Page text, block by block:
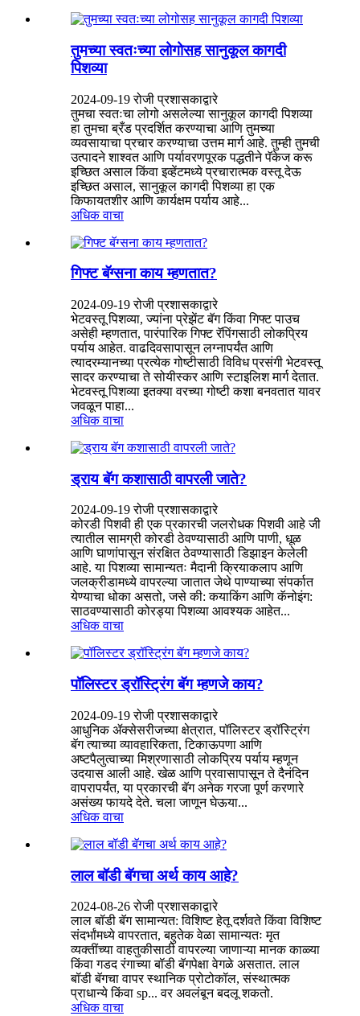
तुमच्या स्वतःच्या लोगोसह सानुकूल कागदी
पिशव्या
2024-09-19 रोजी प्रशासकाद्वारे
तुमचा स्वतःचा लोगो असलेल्या सानुकूल कागदी पिशव्या
हा तुमचा ब्रँड प्रदर्शित करण्याचा आणि तुमच्या
व्यवसायाचा प्रचार करण्याचा उत्तम मार्ग आहे. तुम्ही तुमची
उत्पादने शाश्वत आणि पर्यावरणपूरक पद्धतीने पॅकेज करू
इच्छित असाल किंवा इव्हेंटमध्ये प्रचारात्मक वस्तू देऊ
इच्छित असाल, सानुकूल कागदी पिशव्या हा एक
किफायतशीर आणि कार्यक्षम पर्याय आहे...
अधिक वाचा
गिफ्ट बॅग्सना काय म्हणतात?
2024-09-19 रोजी प्रशासकाद्वारे
भेटवस्तू पिशव्या, ज्यांना प्रेझेंट बॅग किंवा गिफ्ट पाउच
असेही म्हणतात, पारंपारिक गिफ्ट रॅपिंगसाठी लोकप्रिय
पर्याय आहेत. वाढदिवसापासून लग्नापर्यंत आणि
त्यादरम्यानच्या प्रत्येक गोष्टीसाठी विविध प्रसंगी भेटवस्तू
सादर करण्याचा ते सोयीस्कर आणि स्टाइलिश मार्ग देतात.
भेटवस्तू पिशव्या इतक्या वरच्या गोष्टी कशा बनवतात यावर
जवळून पाहा...
अधिक वाचा
ड्राय बॅग कशासाठी वापरली जाते?
2024-09-19 रोजी प्रशासकाद्वारे
कोरडी पिशवी ही एक प्रकारची जलरोधक पिशवी आहे जी
त्यातील सामग्री कोरडी ठेवण्यासाठी आणि पाणी, धूळ
आणि घाणांपासून संरक्षित ठेवण्यासाठी डिझाइन केलेली
आहे. या पिशव्या सामान्यतः मैदानी क्रियाकलाप आणि
जलक्रीडामध्ये वापरल्या जातात जेथे पाण्याच्या संपर्कात
येण्याचा धोका असतो, जसे की: कयाकिंग आणि कॅनोइंग:
साठवण्यासाठी कोरड्या पिशव्या आवश्यक आहेत...
अधिक वाचा
पॉलिस्टर ड्रॉस्ट्रिंग बॅग म्हणजे काय?
2024-09-19 रोजी प्रशासकाद्वारे
आधुनिक ॲक्सेसरीजच्या क्षेत्रात, पॉलिस्टर ड्रॉस्ट्रिंग
बॅग त्याच्या व्यावहारिकता, टिकाऊपणा आणि
अष्टपैलुत्वाच्या मिश्रणासाठी लोकप्रिय पर्याय म्हणून
उदयास आली आहे. खेळ आणि प्रवासापासून ते दैनंदिन
वापरापर्यंत, या प्रकारची बॅग अनेक गरजा पूर्ण करणारे
असंख्य फायदे देते. चला जाणून घेऊया...
अधिक वाचा
लाल बॉडी बॅगचा अर्थ काय आहे?
2024-08-26 रोजी प्रशासकाद्वारे
लाल बॉडी बॅग सामान्यत: विशिष्ट हेतू दर्शवते किंवा विशिष्ट
संदर्भांमध्ये वापरतात, बहुतेक वेळा सामान्यतः मृत
व्यक्तींच्या वाहतुकीसाठी वापरल्या जाणाऱ्या मानक काळ्या
किंवा गडद रंगाच्या बॉडी बॅगपेक्षा वेगळे असतात. लाल
बॉडी बॅगचा वापर स्थानिक प्रोटोकॉल, संस्थात्मक
प्राधान्ये किंवा sp... वर अवलंबून बदलू शकतो.
अधिक वाचा